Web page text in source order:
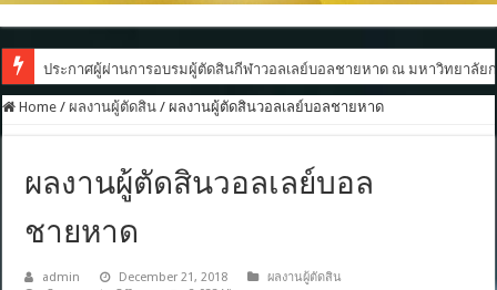
ประกาศผู้ผ่านการอบรมผู้ตัดสินกีฬาวอลเลย์บอลชายหาด ณ มหาวิทยาลัย
Home / ผลงานผู้ตัดสิน / ผลงานผู้ตัดสินวอลเลย์บอลชายหาด
ผลงานผู้ตัดสินวอลเลย์บอล
ชายหาด
admin December 21, 2018
ผลงานผู้ตัดสิน